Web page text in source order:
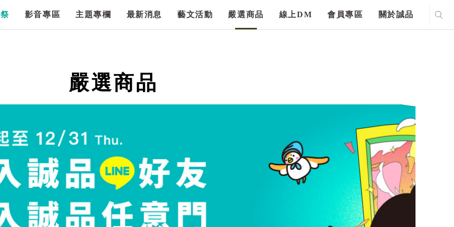
影音專區 主題專欄 最新消息 藝文活動 嚴選商品 線上DM 會員專區 關於誠品
嚴選商品